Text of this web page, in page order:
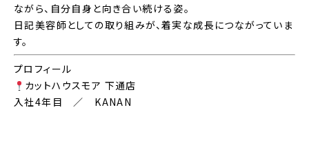
ながら、自分自身と向き合い続ける姿。
日記美容師としての取り組みが、着実な成長につながっていま
す。
プロフィール
カットハウスモア 下通店
入社4年目 ／ KANAN